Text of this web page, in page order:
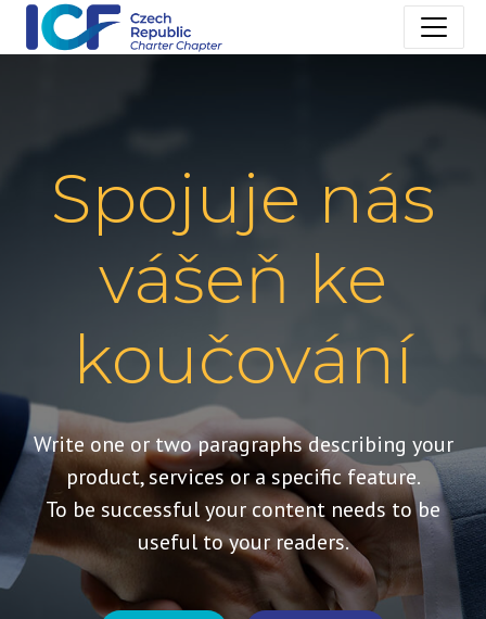
Spojuje nás
vášeň ke
koučování
Write one or two paragraphs describing your
product, services or a specific feature.
To be successful your content needs to be
useful to your readers.